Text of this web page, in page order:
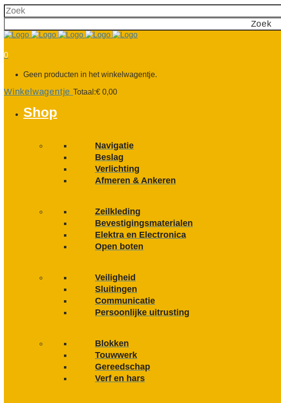
0
Geen producten in het winkelwagentje.
Winkelwagentje Totaal:€ 0,00
Shop
Navigatie
Beslag
Verlichting
Afmeren & Ankeren
Zeilkleding
Bevestigings­­materialen
Elektra en Electronica
Open boten
Veiligheid
Sluitingen
Communicatie
Persoonlijke uitrusting
Blokken
Touwwerk
Gereedschap
Verf en hars